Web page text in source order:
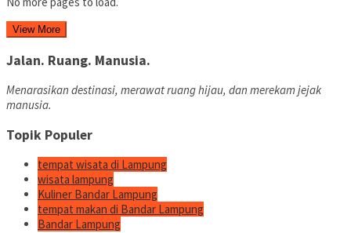
View More
Jalan. Ruang. Manusia.
Menarasikan destinasi, merawat ruang hijau, dan merekam jejak
manusia.
Topik Populer
tempat wisata di Lampung
wisata lampung
Kuliner Bandar Lampung
tempat makan di Bandar Lampung
Bandar Lampung